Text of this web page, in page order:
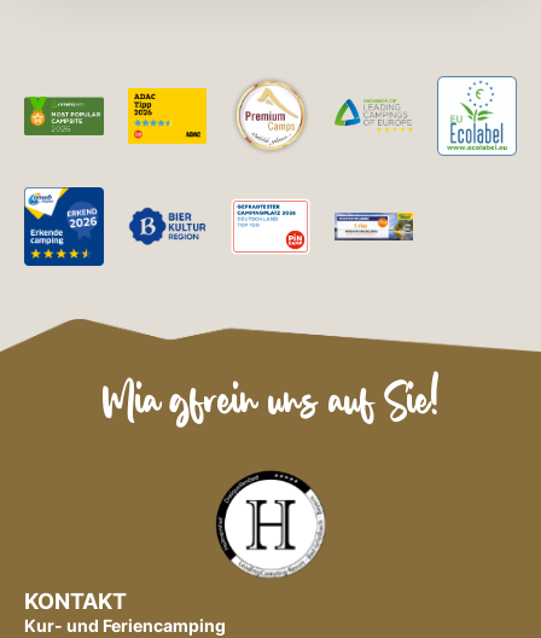
Mia gfrein uns auf Sie!
KONTAKT
Kur- und Feriencamping